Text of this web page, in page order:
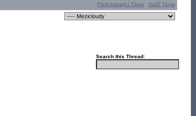
Předcházející Téma Další Téma
Search this Thread: